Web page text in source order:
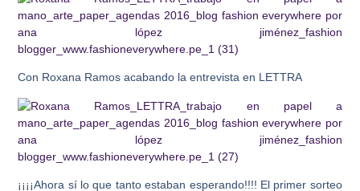
Con Roxana Ramos acabando la entrevista en LETTRA
¡¡¡¡Ahora sí lo que tanto estaban esperando!!!! El primer sorteo